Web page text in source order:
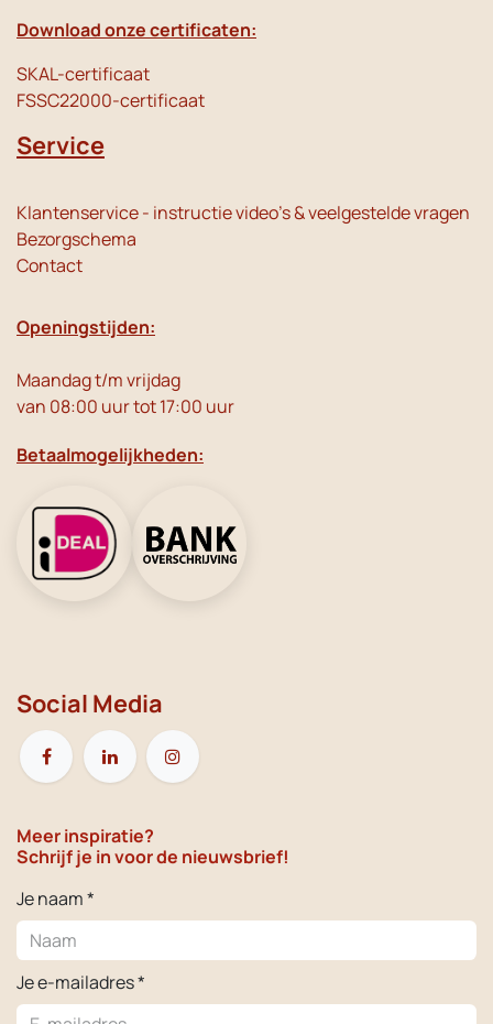
Download onze certificaten:
SKAL-certificaat
FSSC22000-certificaat
Service
Klantenservice - instructie video's & veelgestelde vragen
Bezorgschema
Contact
Openingstijden:
Maandag t/m vrijdag
van 08:00 uur tot 17:00 uur
Betaalmogelijkheden:
Social Media
Meer inspiratie?
Schrijf je in voor de nieuwsbrief!
Je naam *
Je e-mailadres *